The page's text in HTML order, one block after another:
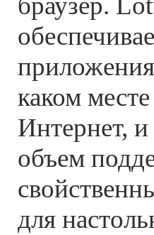
каком
Интернет,
объем
для